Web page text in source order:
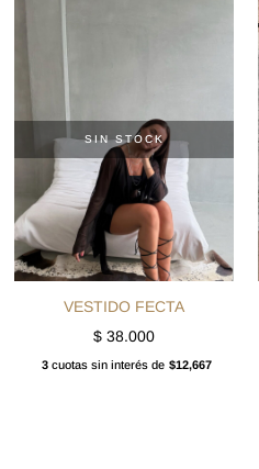
SIN STOCK
VESTIDO FECTA
$ 38.000
3cuotas sin interés de $12,667